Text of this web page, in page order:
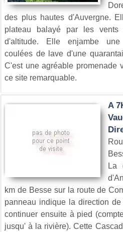
des plus hautes d'Auvergne.
plateau balayé par les
d'altitude. Elle enjambe une
coulées de lave d'une
C'est une agréable promenade
ce site remarquable.
A
La
km de Besse sur la route de
panneau indique la direction
continuer ensuite à pied
jusqu' à la rivière). Cette